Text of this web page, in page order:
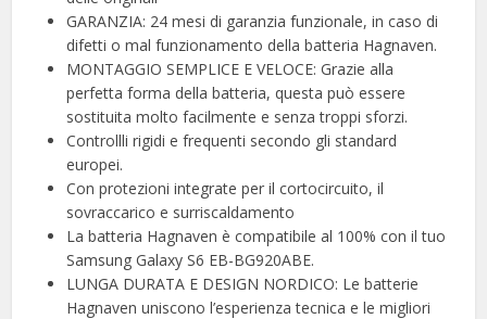
GARANZIA: 24 mesi di garanzia funzionale, in caso di
difetti o mal funzionamento della batteria Hagnaven.
MONTAGGIO SEMPLICE E VELOCE: Grazie alla
perfetta forma della batteria, questa può essere
sostituita molto facilmente e senza troppi sforzi.
Controllli rigidi e frequenti secondo gli standard
europei.
Con protezioni integrate per il cortocircuito, il
sovraccarico e surriscaldamento
La batteria Hagnaven è compatibile al 100% con il tuo
Samsung Galaxy S6 EB-BG920ABE.
LUNGA DURATA E DESIGN NORDICO: Le batterie
Hagnaven uniscono l’esperienza tecnica e le migliori